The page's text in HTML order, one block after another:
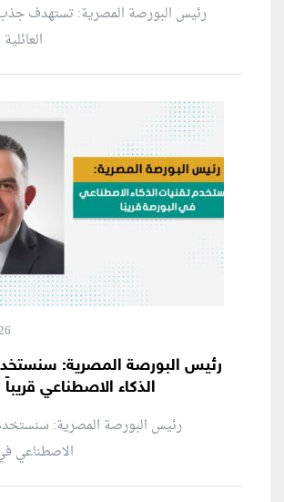
رئيس البورصة المصرية: تستهدف
رئيس البورصة المصرية:
الذكاء الاصطناعي قريباً
رئيس البورصة المصرية:
الاصطناعي